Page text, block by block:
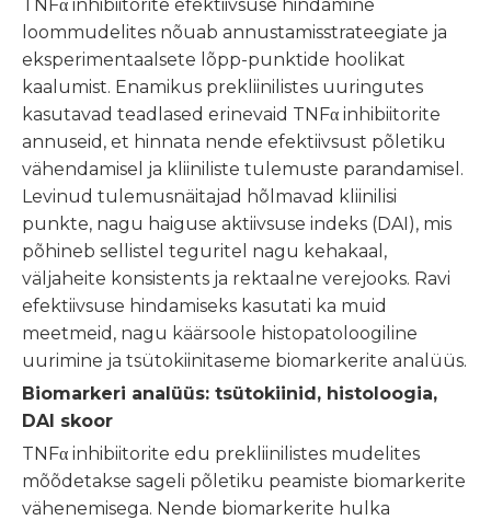
TNFα inhibiitorite efektiivsuse hindamine
loommudelites nõuab annustamisstrateegiate ja
eksperimentaalsete lõpp-punktide hoolikat
kaalumist. Enamikus prekliinilistes uuringutes
kasutavad teadlased erinevaid TNFα inhibiitorite
annuseid, et hinnata nende efektiivsust põletiku
vähendamisel ja kliiniliste tulemuste parandamisel.
Levinud tulemusnäitajad hõlmavad kliinilisi
punkte, nagu haiguse aktiivsuse indeks (DAI), mis
põhineb sellistel teguritel nagu kehakaal,
väljaheite konsistents ja rektaalne verejooks. Ravi
efektiivsuse hindamiseks kasutati ka muid
meetmeid, nagu käärsoole histopatoloogiline
uurimine ja tsütokiinitaseme biomarkerite analüüs.
Biomarkeri analüüs: tsütokiinid, histoloogia,
DAI skoor
TNFα inhibiitorite edu prekliinilistes mudelites
mõõdetakse sageli põletiku peamiste biomarkerite
vähenemisega. Nende biomarkerite hulka